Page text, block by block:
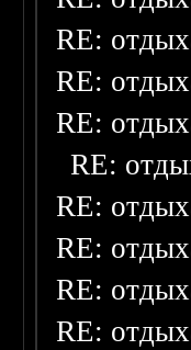
RE:
RE:
RE:
RE:
RE:
RE:
RE:
RE: